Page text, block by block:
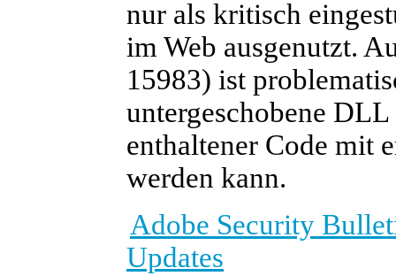
nur als kritisch
im Web ausgenutzt.
15983) ist
untergeschobene
enthaltener Code mit
werden kann.
Adobe Security
Updates